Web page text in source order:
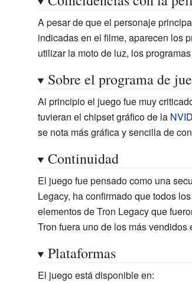
A pesar de que el personaje
indicadas en el filme, aparecen los
utilizar la moto de luz, los
Sobre el programa de
Al principio el juego fue muy
tuvieran el chipset gráfico de la
se nota más gráfica y sencilla de
Continuidad
El juego fue pensado como una
Legacy, ha confirmado que todos
elementos de Tron Legacy que
Tron fuera uno de los más vendidos
Plataformas
El juego está disponible en: